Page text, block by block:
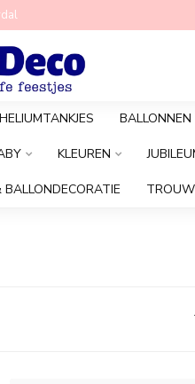
HELIUMTANKJES BALLONNEN
KLEUREN